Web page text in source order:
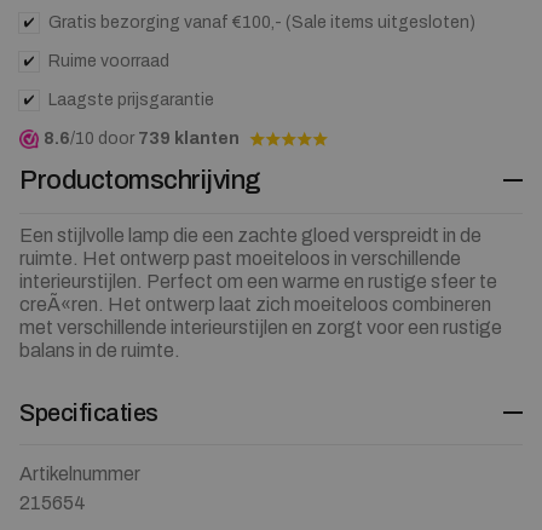
Gratis bezorging vanaf €100,- (Sale items uitgesloten)
Ruime voorraad
Laagste prijsgarantie
8.6/10 door 739 klanten
Productomschrijving
Een stijlvolle lamp die een zachte gloed verspreidt in de
ruimte. Het ontwerp past moeiteloos in verschillende
interieurstijlen. Perfect om een warme en rustige sfeer te
creÃ«ren. Het ontwerp laat zich moeiteloos combineren
met verschillende interieurstijlen en zorgt voor een rustige
balans in de ruimte.
Specificaties
Artikelnummer
215654